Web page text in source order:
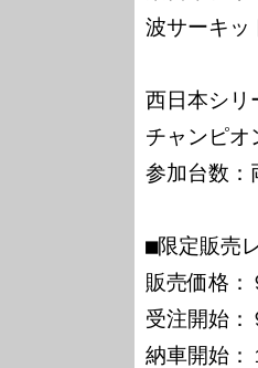
波サーキッ
西日本シリ
チャンピオ
参加台数
■限定販売
販売価格：
受注開始：
納車開始：